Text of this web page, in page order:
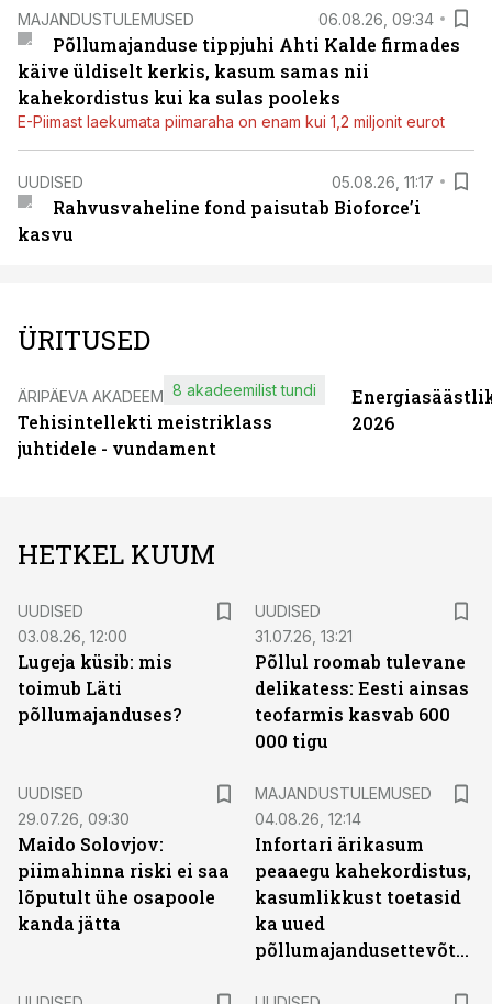
MAJANDUSTULEMUSED 06.08.26, 09:34
Põllumajanduse tippjuhi Ahti Kalde firmades
käive üldiselt kerkis, kasum samas nii
kahekordistus kui ka sulas pooleks
E-Piimast laekumata piimaraha on enam kui 1,2 miljonit eurot
UUDISED 05.08.26, 11:17
Rahvusvaheline fond paisutab Bioforce’i
kasvu
ÜRITUSED
ÄRIPÄEVA AKADEEMIA
Tehisintellekti meistriklass
juhtidele - vundament
8 akadeemilist tundi
2026
HETKEL KUUM
UUDISED
03.08.26, 12:00
Lugeja küsib: mis
toimub Läti
põllumajanduses?
UUDISED
31.07.26, 13:21
Põllul roomab tulevane
delikatess: Eesti ainsas
teofarmis kasvab 600
000 tigu
UUDISED
29.07.26, 09:30
Maido Solovjov:
piimahinna riski ei saa
lõputult ühe osapoole
kanda jätta
MAJANDUSTULEMUSED
04.08.26, 12:14
Infortari ärikasum
peaaegu kahekordistus,
kasumlikkust toetasid
ka uued
põllumajandusettevõtted